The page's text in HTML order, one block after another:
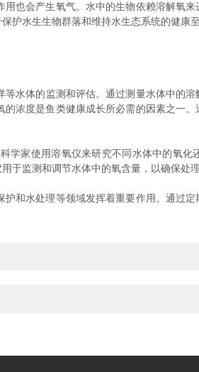
会产生氧气。水中的生物依赖溶解氧来
护水生生物群落和维持水生态系统的健康至
水体的监测和评估。通过测量水体中的
浓度是鱼类健康成长所必需的因素之一
家使用溶氧仪来研究不同水体中的氧化
于监测和调节水体中的氧含量，以确保处理
水处理等领域发挥着重要作用。通过定